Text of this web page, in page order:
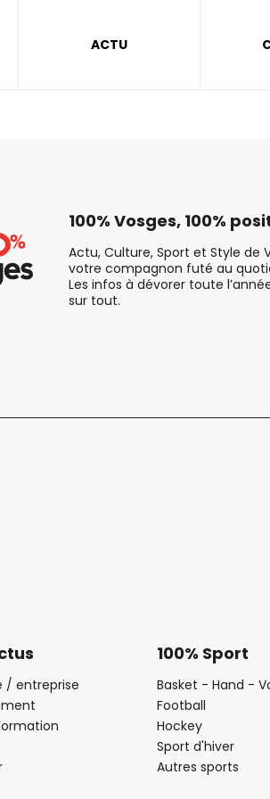
ACTU
100% Vosges, 100%
Actu, Culture, Sport et Style de
votre compagnon futé au
Les infos à dévorer toute
sur tout.
/ entreprise
100% Sport
Basket - Hand -
Football
Hockey
Sport d'hiver
Autres sports